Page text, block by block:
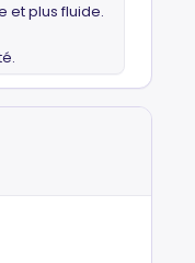
et plus fluide.